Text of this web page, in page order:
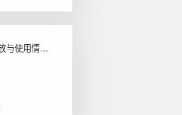
关于2021年度募集资金存放与使用情况的专项报告